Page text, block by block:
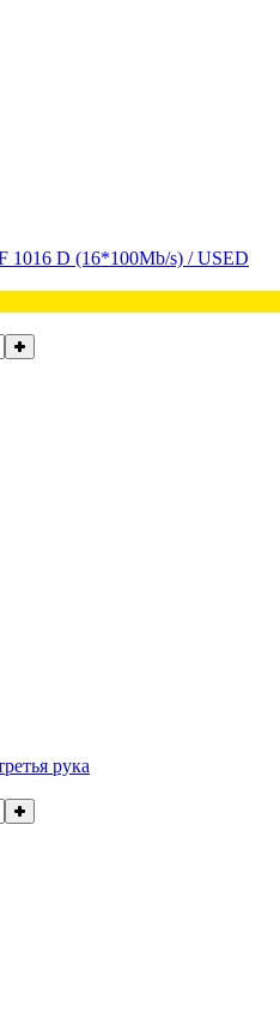
1016 D (16*100Mb/s) / USED
рука